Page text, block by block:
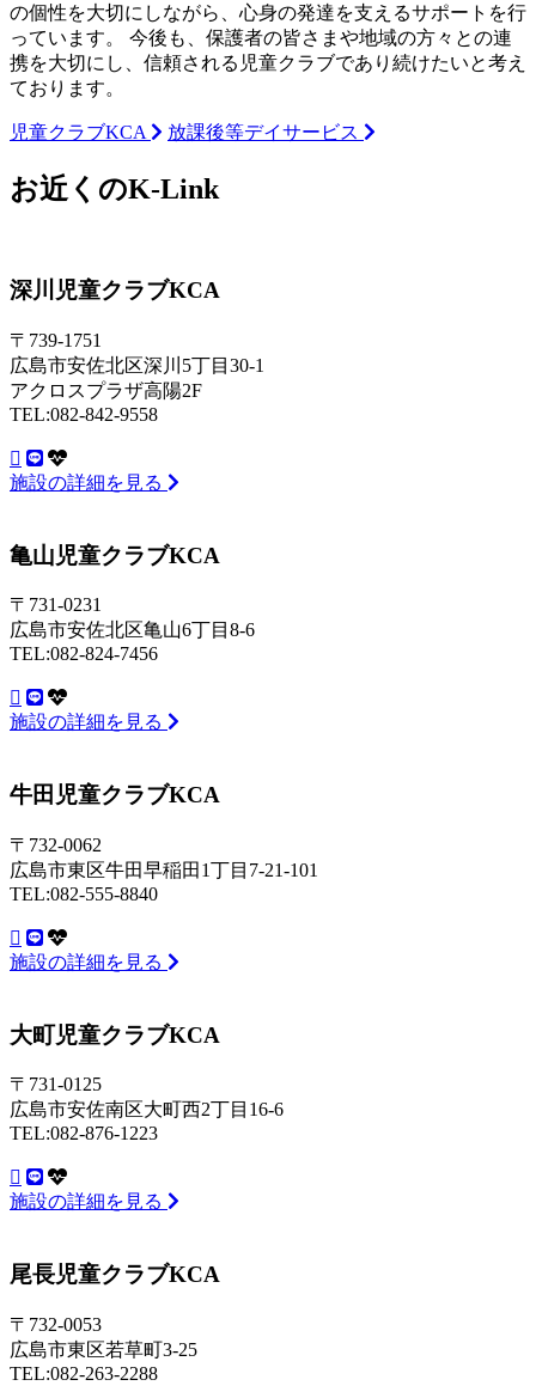
の個性を大切にしながら、心身の発達を支えるサポートを行
っています。 今後も、保護者の皆さまや地域の方々との連
携を大切にし、信頼される児童クラブであり続けたいと考え
ております。
児童クラブKCA 放課後等デイサービス
お近くのK-Link
深川児童クラブKCA
〒739-1751
広島市安佐北区深川5丁目30-1
アクロスプラザ高陽2F
TEL:082-842-9558
施設の詳細を見る
亀山児童クラブKCA
〒731-0231
広島市安佐北区亀山6丁目8-6
TEL:082-824-7456
施設の詳細を見る
牛田児童クラブKCA
〒732-0062
広島市東区牛田早稲田1丁目7-21-101
TEL:082-555-8840
施設の詳細を見る
大町児童クラブKCA
〒731-0125
広島市安佐南区大町西2丁目16-6
TEL:082-876-1223
施設の詳細を見る
尾長児童クラブKCA
〒732-0053
広島市東区若草町3-25
TEL:082-263-2288